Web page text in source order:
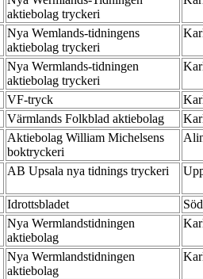
aktiebolag tryckeri
Nya Wemlands-tidningens
aktiebolag tryckeri
Nya Wermlands-tidningen
aktiebolag tryckeri
VF-tryck
Värmlands Folkblad aktiebolag
Aktiebolag William Michelsens
boktryckeri
AB Upsala nya tidnings tryckeri
Idrottsbladet
Nya Wermlandstidningen
aktiebolag
Nya Wermlandstidningen
aktiebolag